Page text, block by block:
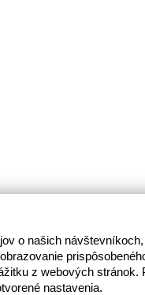
o našich
z webových stránok.
nastavenia.